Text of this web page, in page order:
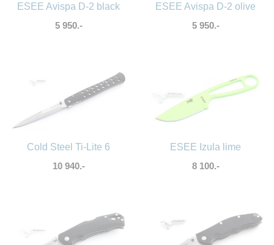
ESEE Avispa D-2 black
5 950.-
ESEE Avispa D-2 olive
5 950.-
Cold Steel Ti-Lite 6
10 940.-
ESEE Izula lime
8 100.-